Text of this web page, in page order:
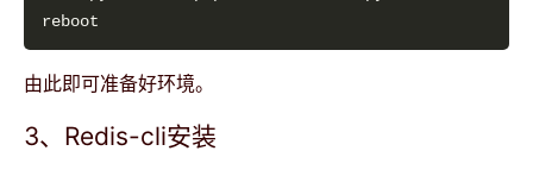
由此即可准备好环境。
3、Redis-cli安装